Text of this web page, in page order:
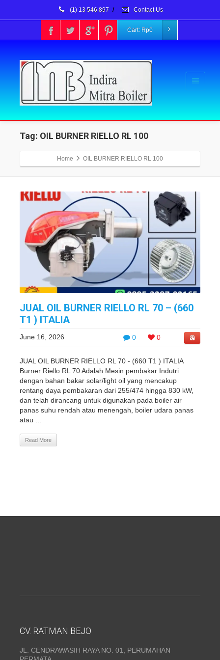
(1) 13 546 897 / Contact Us
Cart: Rp0
Tag: OIL BURNER RIELLO RL 100
Home OIL BURNER RIELLO RL 100
JUAL OIL BURNER RIELLO RL 70 – (660
T1 ) ITALIA
0 0
June 16, 2026
JUAL OIL BURNER RIELLO RL 70 - (660 T1 ) ITALIA
Burner Riello RL 70 Adalah Mesin pembakar Indutri
dengan bahan bakar solar/light oil yang mencakup
rentang daya pembakaran dari 255/474 hingga 830 kW,
dan telah dirancang untuk digunakan pada boiler air
panas suhu rendah atau menengah, boiler udara panas
atau ...
Read More
CV. RATMAN BEJO
JL. CENDRAWASIH RAYA NO. 01, PERUMAHAN